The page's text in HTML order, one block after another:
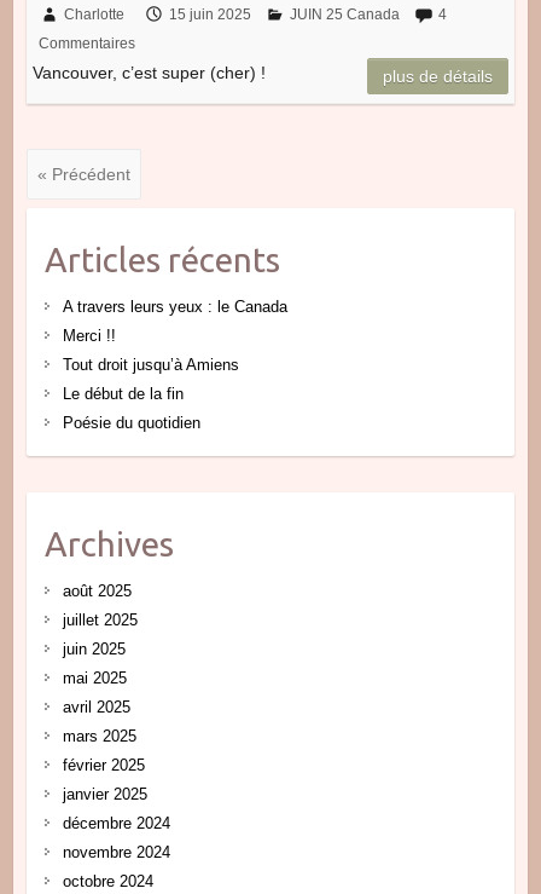
Charlotte 15 juin 2025 JUIN 25 Canada
4
Commentaires
Vancouver, c’est super (cher) ! plus de détails
« Précédent
Articles récents
A travers leurs yeux : le Canada
Merci !!
Tout droit jusqu’à Amiens
Le début de la fin
Poésie du quotidien
Archives
août 2025
juillet 2025
juin 2025
mai 2025
avril 2025
mars 2025
février 2025
janvier 2025
décembre 2024
novembre 2024
octobre 2024